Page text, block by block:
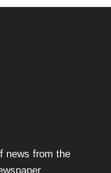
news from the